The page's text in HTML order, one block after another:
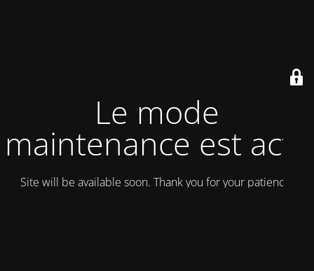
Le mode
maintenance est actif
Site will be available soon. Thank you for your patience!